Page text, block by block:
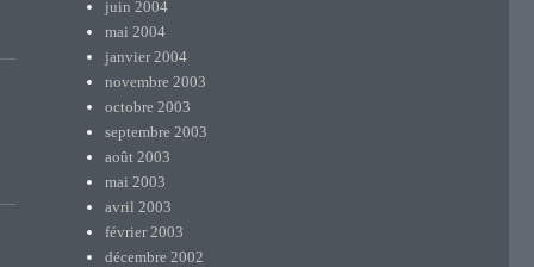
juin 2004
mai 2004
janvier 2004
novembre 2003
octobre 2003
septembre 2003
août 2003
mai 2003
avril 2003
février 2003
décembre 2002